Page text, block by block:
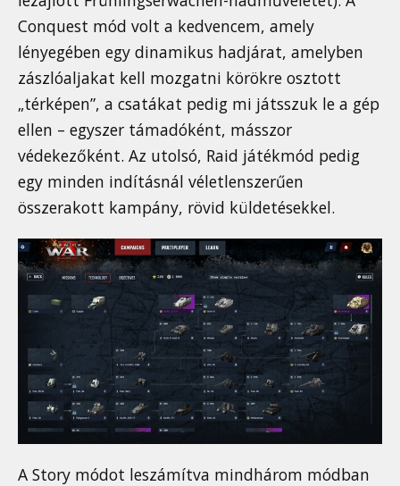
Conquest mód volt a kedvencem, amely
lényegében egy dinamikus hadjárat, amelyben
zászlóaljakat kell mozgatni körökre osztott
„térképen”, a csatákat pedig mi játsszuk le a gép
ellen – egyszer támadóként, másszor
védekezőként. Az utolsó, Raid játékmód pedig
egy minden indításnál véletlenszerűen
összerakott kampány, rövid küldetésekkel.
A Story módot leszámítva mindhárom módban